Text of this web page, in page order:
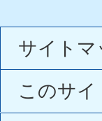
サイトマ
このサ